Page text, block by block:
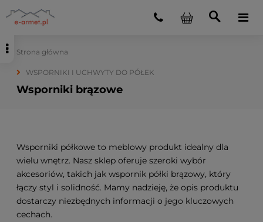
Strona główna
WSPORNIKI I UCHWYTY DO PÓŁEK
Wsporniki brązowe
Wsporniki półkowe to meblowy produkt idealny dla
wielu wnętrz. Nasz sklep oferuje szeroki wybór
akcesoriów, takich jak wspornik półki brązowy, który
łączy styl i solidność. Mamy nadzieję, że opis produktu
dostarczy niezbędnych informacji o jego kluczowych
cechach.